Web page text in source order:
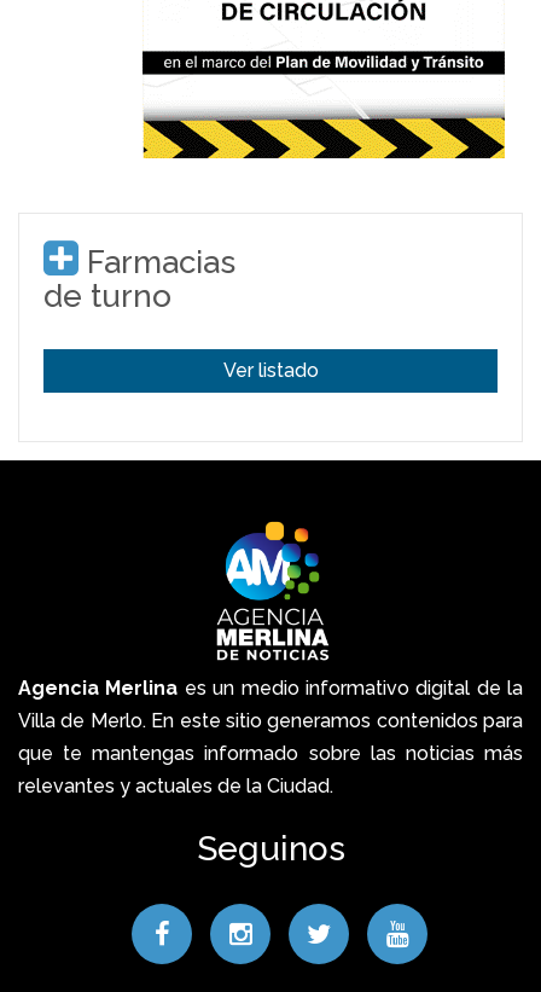
Farmacias
de turno
Ver listado
Agencia Merlina es un medio informativo digital de la
Villa de Merlo. En este sitio generamos contenidos para
que te mantengas informado sobre las noticias más
relevantes y actuales de la Ciudad.
Seguinos